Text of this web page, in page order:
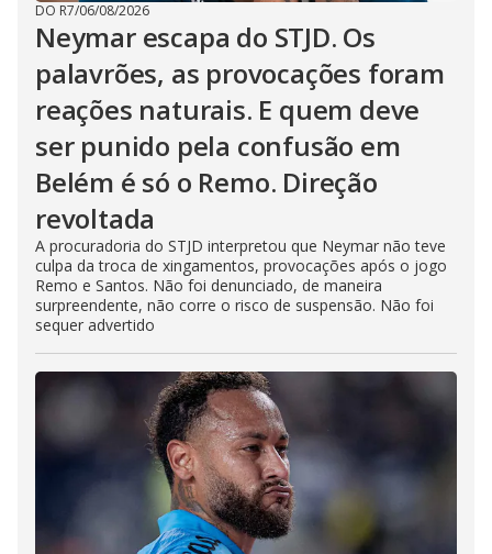
DO R7/06/08/2026
Neymar escapa do STJD. Os
palavrões, as provocações foram
reações naturais. E quem deve
ser punido pela confusão em
Belém é só o Remo. Direção
revoltada
A procuradoria do STJD interpretou que Neymar não teve
culpa da troca de xingamentos, provocações após o jogo
Remo e Santos. Não foi denunciado, de maneira
surpreendente, não corre o risco de suspensão. Não foi
sequer advertido